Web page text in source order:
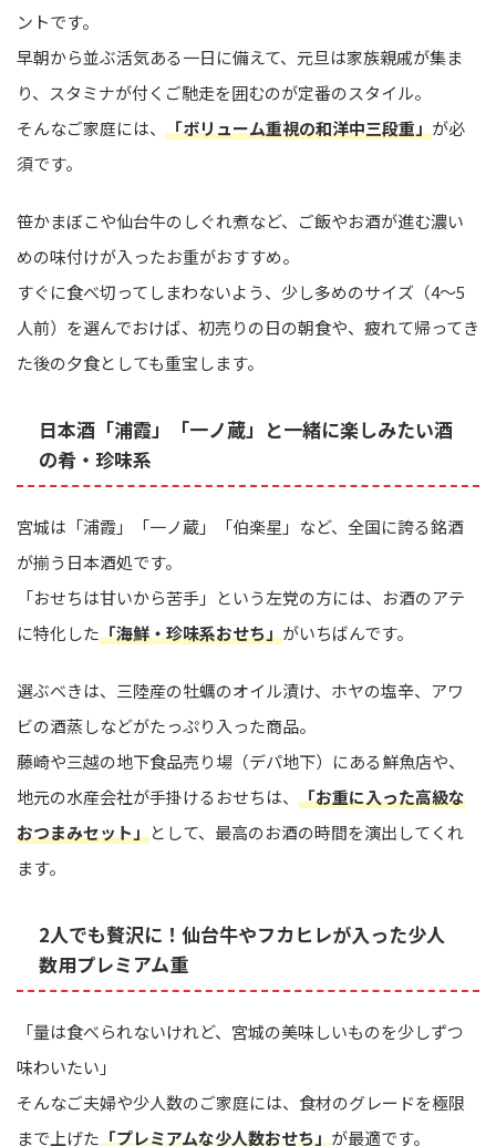
ントです。
早朝から並ぶ活気ある一日に備えて、元旦は家族親戚が集ま
り、スタミナが付くご馳走を囲むのが定番のスタイル。
そんなご家庭には、 「ボリューム重視の和洋中三段重」が必
須です。
笹かまぼこや仙台牛のしぐれ煮など、ご飯やお酒が進む濃い
めの味付けが入ったお重がおすすめ。
すぐに食べ切ってしまわないよう、少し多めのサイズ（4〜5
人前）を選んでおけば、初売りの日の朝食や、疲れて帰ってき
た後の夕食としても重宝します。
日本酒「浦霞」「一ノ蔵」と一緒に楽しみたい酒
の肴・珍味系
宮城は「浦霞」「一ノ蔵」「伯楽星」など、全国に誇る銘酒
が揃う日本酒処です。
「おせちは甘いから苦手」という左党の方には、お酒のアテ
に特化した「海鮮・珍味系おせち」がいちばんです。
選ぶべきは、三陸産の牡蠣のオイル漬け、ホヤの塩辛、アワ
ビの酒蒸しなどがたっぷり入った商品。
藤崎や三越の地下食品売り場（デパ地下）にある鮮魚店や、
地元の水産会社が手掛けるおせちは、 「お重に入った高級な
おつまみセット」として、最高のお酒の時間を演出してくれ
ます。
2人でも贅沢に！仙台牛やフカヒレが入った少人
数用プレミアム重
「量は食べられないけれど、宮城の美味しいものを少しずつ
味わいたい」
そんなご夫婦や少人数のご家庭には、食材のグレードを極限
まで上げた「プレミアムな少人数おせち」が最適です。